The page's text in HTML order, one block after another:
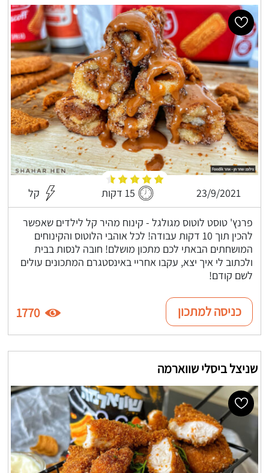
23/9/2021 15 דקות קל
פרנץ' טוסט לוטוס מגולגל - קינוח מהיר קל לילדים שאפשר
להכין תוך 10 דקות עבודה! לכל אוהבי הלוטוס והקינוחים
המושחתים הבאתי לכם מתכון מושלם! חובה לנסות בבית
ולכתוב לי איך יצא, עקבו אחריי באינסטגרם המתכונים עולים
לשם קודם!
כניסה למתכון 1770
שניצל ביסלי שווארמה